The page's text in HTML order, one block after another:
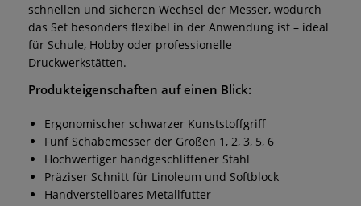
schnellen und sicheren Wechsel der Messer, wodurch
das Set besonders flexibel in der Anwendung ist – ideal
für Schule, Hobby oder professionelle
Druckwerkstätten.
Produkteigenschaften auf einen Blick:
Ergonomischer schwarzer Kunststoffgriff
Fünf Schabemesser der Größen 1, 2, 3, 5, 6
Hochwertiger handgeschliffener Stahl
Präziser Schnitt für Linoleum und Softblock
Handverstellbares Metallfutter